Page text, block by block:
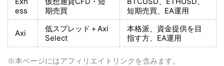
ess
期売買
短期売買、EA運用
Axi 低スプレッド＋Axi
Select
本格派、資金提供を目
指す方、EA運用
※本ページにはアフィリエイトリンクを含みます。